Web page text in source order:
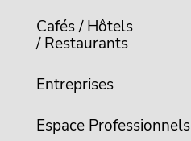
Cafés / Hôtels
/ Restaurants
Entreprises
Espace Professionnels